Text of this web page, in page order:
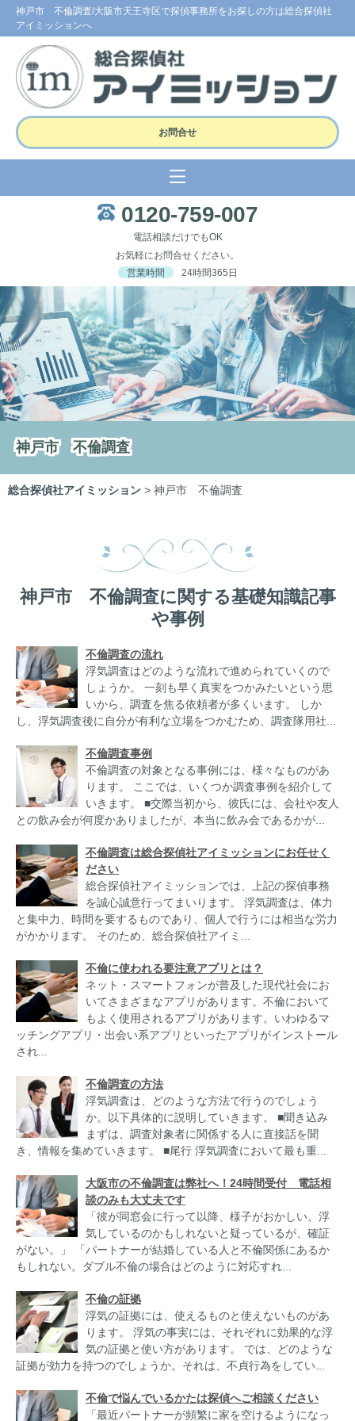
神戸市 不倫調査/大阪市天王寺区で探偵事務所をお探しの方は総合探偵社
アイミッションへ
お問合せ
0120-759-007
電話相談だけでもOK
お気軽にお問合せください。
営業時間
24時間365日
神戸市 不倫調査
総合探偵社アイミッション > 神戸市 不倫調査
神戸市 不倫調査に関する基礎知識記事
や事例
不倫調査の流れ
浮気調査はどのような流れで進められていくので
しょうか。 一刻も早く真実をつかみたいという思
いから、調査を焦る依頼者が多くいます。 しか
し、浮気調査後に自分が有利な立場をつかむため、調査隊用社...
不倫調査事例
不倫調査の対象となる事例には、様々なものがあ
ります。 ここでは、いくつか調査事例を紹介して
いきます。 ■交際当初から、彼氏には、会社や友人
との飲み会が何度かありましたが、本当に飲み会であるかが...
不倫調査は総合探偵社アイミッションにお任せく
ださい
総合探偵社アイミッションでは、上記の探偵事務
を誠心誠意行ってまいります。 浮気調査は、体力
と集中力、時間を要するものであり、個人で行うには相当な労力
がかかります。 そのため、総合探偵社アイミ...
不倫に使われる要注意アプリとは？
ネット・スマートフォンが普及した現代社会にお
いてさまざまなアプリがあります。不倫において
もよく使用されるアプリがあります。いわゆるマ
ッチングアプリ・出会い系アプリといったアプリがインストール
され...
不倫調査の方法
浮気調査は、どのような方法で行うのでしょう
か。以下具体的に説明していきます。 ■聞き込み
まずは、調査対象者に関係する人に直接話を聞
き、情報を集めていきます。 ■尾行 浮気調査において最も重...
大阪市の不倫調査は弊社へ！24時間受付 電話相
談のみも大丈夫です
「彼が同窓会に行って以降、様子がおかしい。浮
気しているのかもしれないと疑っているが、確証
がない。」 「パートナーが結婚している人と不倫関係にあるか
もしれない。ダブル不倫の場合はどのように対応すれ...
不倫の証拠
浮気の証拠には、使えるものと使えないものがあ
ります。 浮気の事実には、それぞれに効果的な浮
気の証拠と使い方があります。 では、どのような
証拠が効力を持つのでしょうか。それは、不貞行為をしてい...
不倫で悩んでいるかたは探偵へご相談ください
「最近パートナーが頻繁に家を空けるようになっ